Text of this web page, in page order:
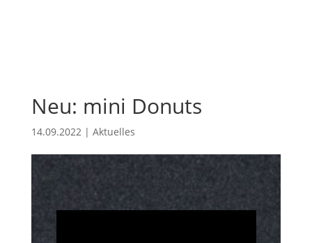
Neu: mini Donuts
14.09.2022| Aktuelles